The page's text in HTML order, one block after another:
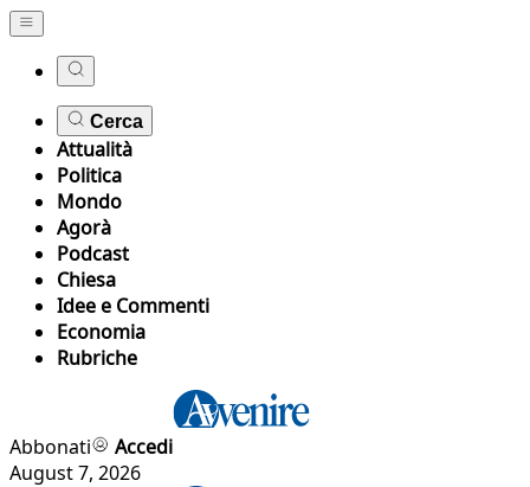
Cerca
Attualità
Politica
Mondo
Agorà
Podcast
Chiesa
Idee e Commenti
Economia
Rubriche
Abbonati
Accedi
August 7, 2026